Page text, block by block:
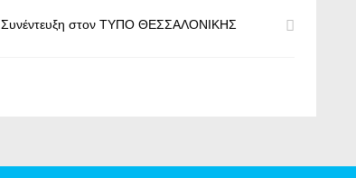
Συνέντευξη στον ΤΥΠΟ ΘΕΣΣΑΛΟΝΙΚΗΣ